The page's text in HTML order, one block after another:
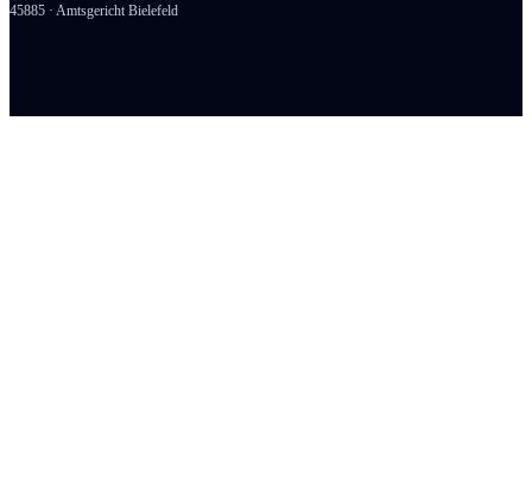
45885 · Amtsgericht Bielefeld